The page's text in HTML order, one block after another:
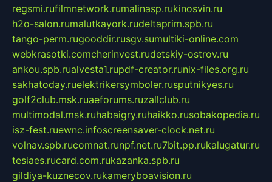
regsmi.rufilmnetwork.rumalinasp.rukinosvin.ru
h2o-salon.rumalutkayork.rudeltaprim.spb.ru
tango-perm.rugooddir.rusgv.sumultiki-online.com
webkrasotki.comcherinvest.rudetskiy-ostrov.ru
ankou.spb.rualvesta1.rupdf-creator.runix-files.org.ru
sakhatoday.ruelektrikersymboler.rusputnikyes.ru
golf2club.msk.ruaeforums.ruzallclub.ru
multimodal.msk.ruhabaigry.ruhaikko.rusobakopedia.ru
isz-fest.ruewnc.infoscreensaver-clock.net.ru
volnav.spb.rucomnat.runpf.net.ru7bit.pp.rukalugatur.ru
tesiaes.rucard.com.rukazanka.spb.ru
gildiya-kuznecov.rukameryboavision.ru